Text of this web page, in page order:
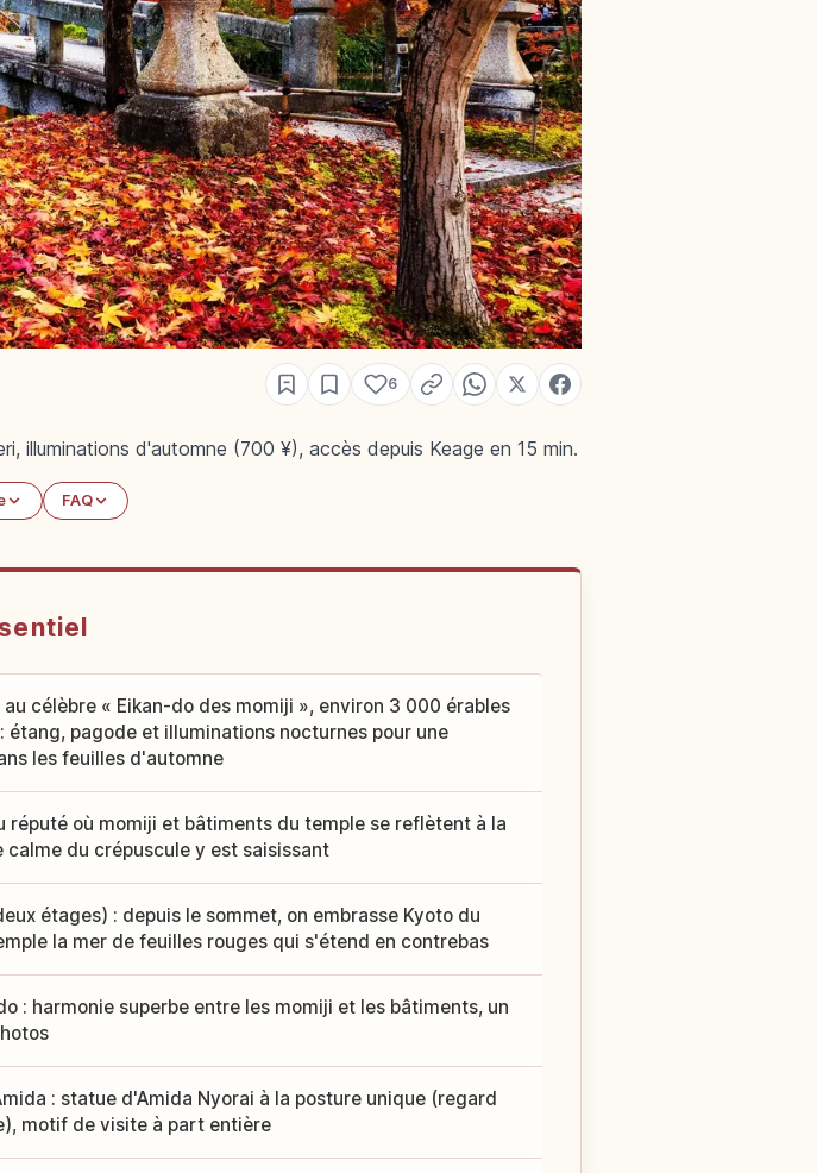
6
illuminations d'automne (700 ¥), accès depuis Keage en 15 min.
FAQ
célèbre « Eikan-do des momiji », environ 3 000 érables
étang, pagode et illuminations nocturnes pour une
les feuilles d'automne
réputé où momiji et bâtiments du temple se reflètent à la
calme du crépuscule y est saisissant
étages) : depuis le sommet, on embrasse Kyoto du
la mer de feuilles rouges qui s'étend en contrebas
: harmonie superbe entre les momiji et les bâtiments, un
: statue d'Amida Nyorai à la posture unique (regard
motif de visite à part entière